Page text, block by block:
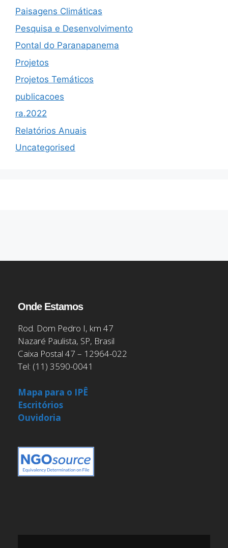
Paisagens Climáticas
Pesquisa e Desenvolvimento
Pontal do Paranapanema
Projetos
Projetos Temáticos
publicacoes
ra.2022
Relatórios Anuais
Uncategorised
Onde Estamos
Rod. Dom Pedro I, km 47
Nazaré Paulista, SP, Brasil
Caixa Postal 47 – 12964-022
Tel: (11) 3590-0041
Mapa para o IPÊ
Escritórios
Ouvidoria